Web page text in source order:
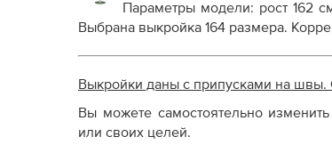
Параметры модели: рост 162
Выбрана выкройка 164 размера.
Выкройки даны с припусками на
Вы можете самостоятельно
или своих целей.